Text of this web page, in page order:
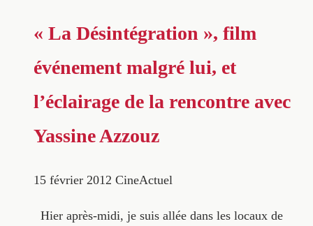
« La Désintégration », film
événement malgré lui, et
l’éclairage de la rencontre avec
Yassine Azzouz
15 février 2012 CineActuel
Hier après-midi, je suis allée dans les locaux de